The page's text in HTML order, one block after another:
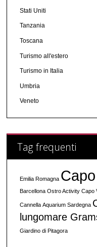
Stati Uniti
Tanzania
Toscana
Turismo all'estero
Turismo in Italia
Umbria
Veneto
Tag frequenti
Emilia Romagna
Barcellona Ostro Activity Capo
Cannella Aquarium Sardegna
lungomare
Giardino di Pitagora